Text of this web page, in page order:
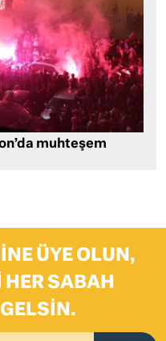
muhteşem
ÜYE OLUN,
SABAH